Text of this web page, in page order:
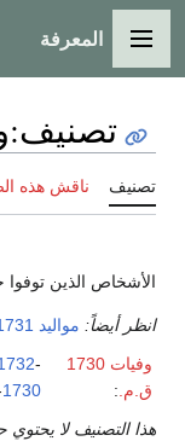
القائمة الرئيسية
المعرفة
تصنيف:
تصنيف ناقش هذه
الأشخاص الذين توفوا
انظر أيضاً: مواليد 1731 ق.م.
وفيات 1730
ق.م. :
-
1730
هذا التصنيف لا